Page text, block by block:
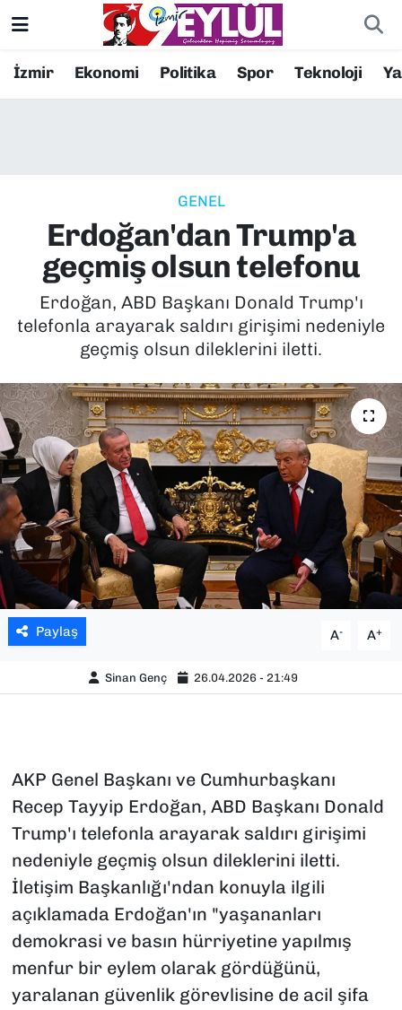
İzmir Ekonomi Politika Spor Teknoloji
GENEL
Erdoğan'dan Trump'a
geçmiş olsun telefonu
Erdoğan, ABD Başkanı Donald Trump'ı
telefonla arayarak saldırı girişimi nedeniyle
geçmiş olsun dileklerini iletti.
Paylaş A- A+
Sinan Genç 26.04.2026 - 21:49
AKP Genel Başkanı ve Cumhurbaşkanı
Recep Tayyip Erdoğan, ABD Başkanı Donald
Trump'ı telefonla arayarak saldırı girişimi
nedeniyle geçmiş olsun dileklerini iletti.
İletişim Başkanlığı'ndan konuyla ilgili
açıklamada Erdoğan'ın "yaşananları
demokrasi ve basın hürriyetine yapılmış
menfur bir eylem olarak gördüğünü,
yaralanan güvenlik görevlisine de acil şifa
Resmi İlanlar
EKONOMİ
KÜLTÜR SANAT
MAGAZİN
POLİTİKA
SAĞLIK
SPOR
TEKNOLOJİ
YAŞAM
YEREL YÖNETİMLER
Konak Nöbetçi Eczaneler
Süper Lig Puan Durumu ve Fikstür
Tüm Manşetler
Son Dakika Haberleri
Haber Arşivi